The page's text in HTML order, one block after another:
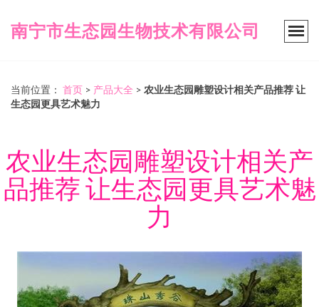
南宁市生态园生物技术有限公司
当前位置： 首页 > 产品大全 > 农业生态园雕塑设计相关产品推荐 让
生态园更具艺术魅力
农业生态园雕塑设计相关产
品推荐 让生态园更具艺术魅
力